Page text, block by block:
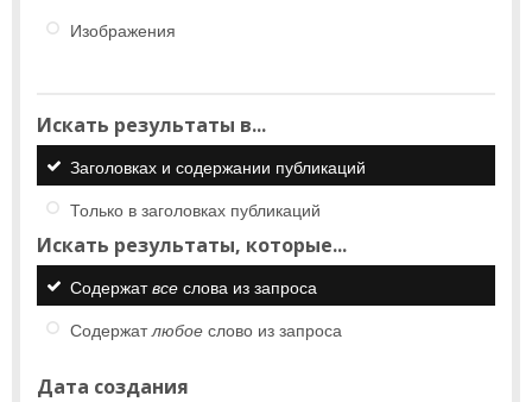
Изображения
Искать результаты в...
Заголовках и содержании публикаций
Только в заголовках публикаций
Искать результаты, которые...
Содержатвсе слова из запроса
Содержатлюбое слово из запроса
Дата создания